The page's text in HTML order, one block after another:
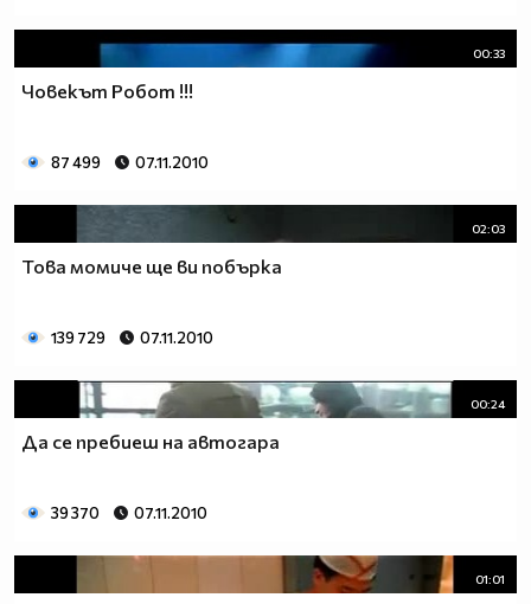
00:33
Човекът Робот !!!
87 499 07.11.2010
02:03
Това момиче ще ви побърка
139 729 07.11.2010
00:24
Да се пребиеш на автогара
39 370 07.11.2010
01:01